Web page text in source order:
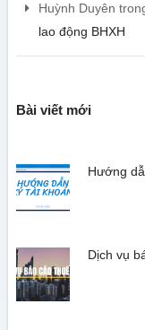
Huỳnh Duyên
lao động BHXH
Bài viết mới
Hướng
Dịch vụ